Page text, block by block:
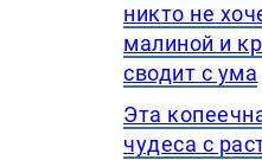
никто не
малиной и
сводит с ума
Эта
чудеса с